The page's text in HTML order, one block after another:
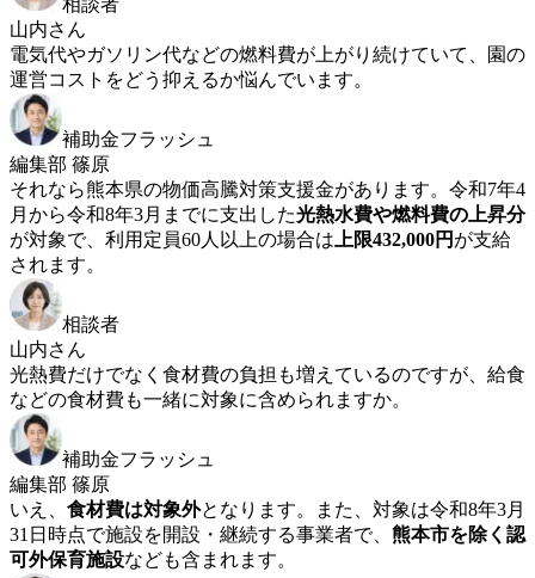
相談者
山内さん
電気代やガソリン代などの燃料費が上がり続けていて、園の
運営コストをどう抑えるか悩んでいます。
補助金フラッシュ
編集部 篠原
それなら熊本県の物価高騰対策支援金があります。令和7年4
月から令和8年3月までに支出した光熱水費や燃料費の上昇分
が対象で、利用定員60人以上の場合は 上限432,000円 が支給
されます。
相談者
山内さん
光熱費だけでなく食材費の負担も増えているのですが、給食
などの食材費も一緒に対象に含められますか。
補助金フラッシュ
編集部 篠原
いえ、 食材費は対象外となります。また、対象は令和8年3月
31日時点で施設を開設・継続する事業者で、 熊本市を除く認
可外保育施設なども含まれます。